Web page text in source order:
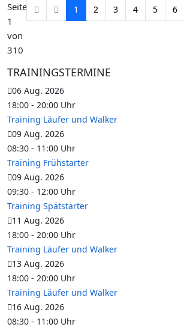
Seite
1
von
310
1 2 3 4 5 6
TRAININGSTERMINE
06 Aug. 2026
18:00 - 20:00 Uhr
Training Läufer und Walker
09 Aug. 2026
08:30 - 11:00 Uhr
Training Frühstarter
09 Aug. 2026
09:30 - 12:00 Uhr
Training Spätstarter
11 Aug. 2026
18:00 - 20:00 Uhr
Training Läufer und Walker
13 Aug. 2026
18:00 - 20:00 Uhr
Training Läufer und Walker
16 Aug. 2026
08:30 - 11:00 Uhr